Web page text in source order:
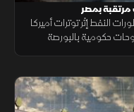
مرتقبة بمصر
النفط إثر توترات أميركا
حكومية بالبورصة